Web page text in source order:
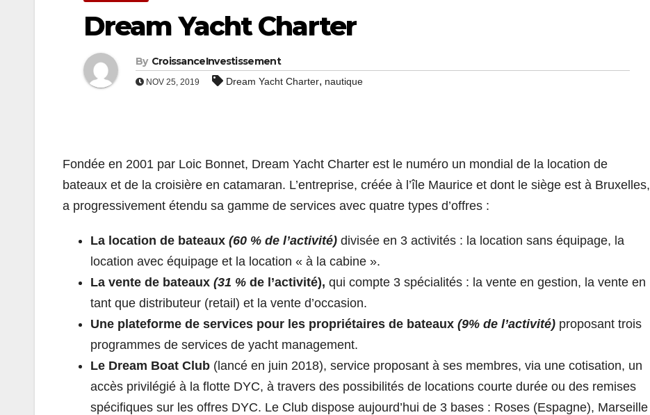
Dream Yacht Charter
By CroissanceInvestissement
NOV 25, 2019 Dream Yacht Charter, nautique
Fondée en 2001 par Loic Bonnet, Dream Yacht Charter est le numéro un mondial de la location de
bateaux et de la croisière en catamaran. L’entreprise, créée à l’île Maurice et dont le siège est à Bruxelles,
a progressivement étendu sa gamme de services avec quatre types d’offres :
La location de bateaux (60 % de l’activité) divisée en 3 activités : la location sans équipage, la
location avec équipage et la location « à la cabine ».
La vente de bateaux (31 % de l’activité), qui compte 3 spécialités : la vente en gestion, la vente en
tant que distributeur (retail) et la vente d’occasion.
Une plateforme de services pour les propriétaires de bateaux (9% de l’activité) proposant trois
programmes de services de yacht management.
Le Dream Boat Club (lancé en juin 2018), service proposant à ses membres, via une cotisation, un
accès privilégié à la flotte DYC, à travers des possibilités de locations courte durée ou des remises
spécifiques sur les offres DYC. Le Club dispose aujourd’hui de 3 bases : Roses (Espagne), Marseille